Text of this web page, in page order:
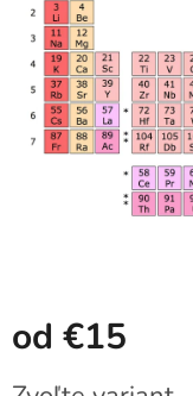
hviezdičiek.
od €15